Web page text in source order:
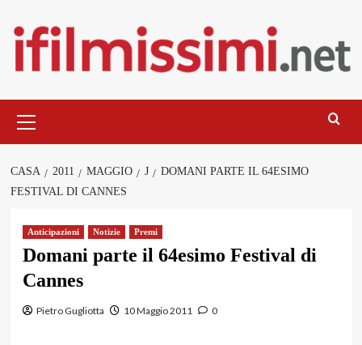
contenuto
principale
CASA 2011 MAGGIO J
DOMANI PARTE IL 64ESIMO
FESTIVAL DI CANNES
Anticipazioni Notizie Premi
Domani parte il 64esimo Festival di
Cannes
Pietro Gugliotta 10 Maggio 2011 0